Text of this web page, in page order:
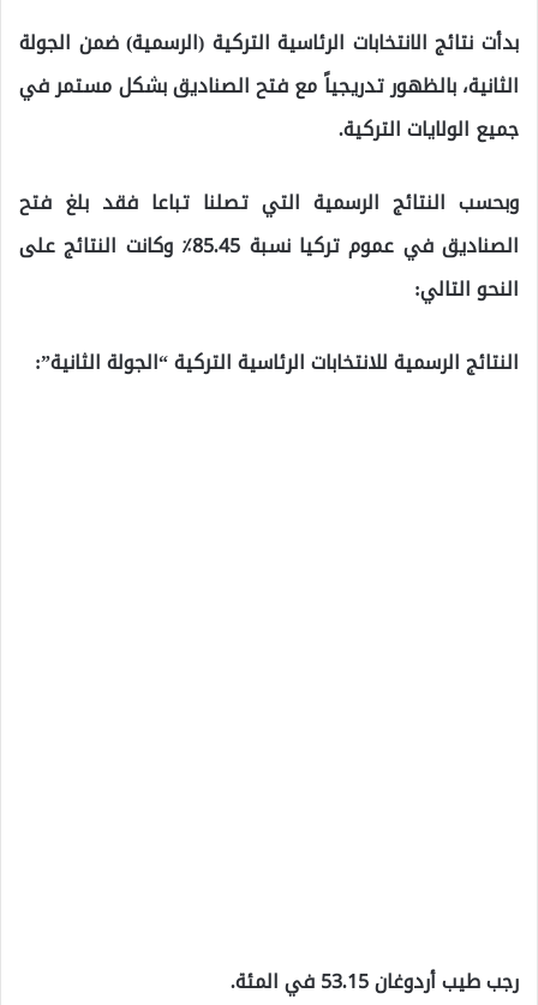
بدأت نتائج الانتخابات الرئاسية التركية (الرسمية) ضمن الجولة
الثانية، بالظهور تدريجياً مع فتح الصناديق بشكل مستمر في
جميع الولايات التركية.
وبحسب النتائج الرسمية التي تصلنا تباعا فقد بلغ فتح
الصناديق في عموم تركيا نسبة 85.45٪ وكانت النتائج على
النحو التالي:
النتائج الرسمية للانتخابات الرئاسية التركية “الجولة الثانية”:
رجب طيب أردوغان 53.15 في المئة.